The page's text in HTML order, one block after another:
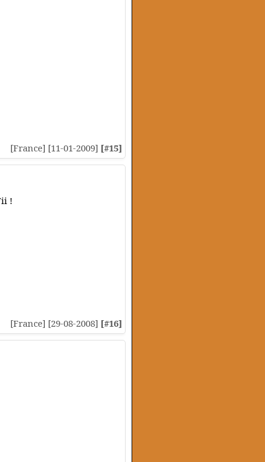
[France] [11-01-2009] [#15]
!
[France] [29-08-2008] [#16]